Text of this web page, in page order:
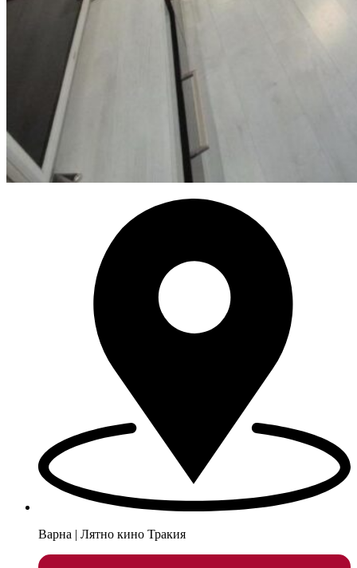
Варна | Лятно кино Тракия